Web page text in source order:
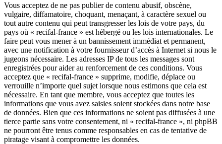
Vous acceptez de ne pas publier de contenu abusif, obscène,
vulgaire, diffamatoire, choquant, menaçant, à caractère sexuel ou
tout autre contenu qui peut transgresser les lois de votre pays, du
pays où « recifal-france » est hébergé ou les lois internationales. Le
faire peut vous mener à un bannissement immédiat et permanent,
avec une notification à votre fournisseur d’accès à Internet si nous le
jugeons nécessaire. Les adresses IP de tous les messages sont
enregistrées pour aider au renforcement de ces conditions. Vous
acceptez que « recifal-france » supprime, modifie, déplace ou
verrouille n’importe quel sujet lorsque nous estimons que cela est
nécessaire. En tant que membre, vous acceptez que toutes les
informations que vous avez saisies soient stockées dans notre base
de données. Bien que ces informations ne soient pas diffusées à une
tierce partie sans votre consentement, ni « recifal-france », ni phpBB
ne pourront être tenus comme responsables en cas de tentative de
piratage visant à compromettre les données.